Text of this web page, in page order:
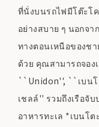
ที่นั่งบนรถไฟมีโต๊ะโ
อย่างสบาย ๆ นอกจ
ทางตอนเหนือของช
ด้วย คุณสามารถจอง
``Unidon'', ``เบนโ
เชลล์'' รวมถึงเรือจั
อาหารทะเล *เบนโ